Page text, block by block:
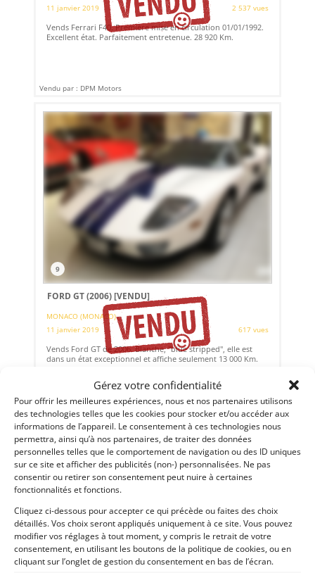
Gérez votre confidentialité
Pour offrir les meilleures expériences, nous et nos partenaires utilisons
des technologies telles que les cookies pour stocker et/ou accéder aux
informations de l’appareil. Le consentement à ces technologies nous
permettra, ainsi qu’à nos partenaires, de traiter des données
personnelles telles que le comportement de navigation ou des ID uniques
sur ce site et afficher des publicités (non-) personnalisées. Ne pas
consentir ou retirer son consentement peut nuire à certaines
fonctionnalités et fonctions.
Cliquez ci-dessous pour accepter ce qui précède ou faites des choix
détaillés. Vos choix seront appliqués uniquement à ce site. Vous pouvez
modifier vos réglages à tout moment, y compris le retrait de votre
consentement, en utilisant les boutons de la politique de cookies, ou en
cliquant sur l’onglet de gestion du consentement en bas de l’écran.
11 janvier 2019
2 537 vues
Vends Ferrari F40. Première mise en circulation 01/01/1992.
Excellent état. Parfaitement entretenue. 28 920 Km.
Vendu par : DPM Motors
9
FORD GT (2006)[VENDU]
MONACO (MONACO)
11 janvier 2019
617 vues
Vends Ford GT de 2006. Blanche, "blue stripped", elle est
dans un état exceptionnel et affiche seulement 13 000 Km.
Vendu par : DPM Motors